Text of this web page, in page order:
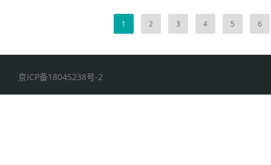
1 2 3 4 5 6
京ICP备18045238号-2